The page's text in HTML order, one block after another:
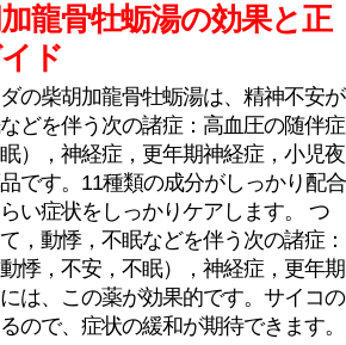
龍骨牡蛎湯の効果と正
ド
の柴胡加龍骨牡蛎湯は、精神不安が
どを伴う次の諸症：高血圧の随伴症
），神経症，更年期神経症，小児夜
です。11種類の成分がしっかり配合
い症状をしっかりケアします。 つ
，動悸，不眠などを伴う次の諸症：
悸，不安，不眠），神経症，更年期
は、この薬が効果的です。サイコの
ので、症状の緩和が期待できます。